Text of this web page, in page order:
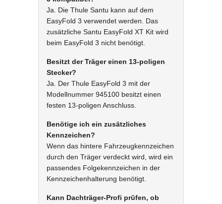
Ja. Die Thule Santu kann auf dem
EasyFold 3 verwendet werden. Das
zusätzliche Santu EasyFold XT Kit wird
beim EasyFold 3 nicht benötigt.
Besitzt der Träger einen 13-poligen
Stecker?
Ja. Der Thule EasyFold 3 mit der
Modellnummer 945100 besitzt einen
festen 13-poligen Anschluss.
Benötige ich ein zusätzliches
Kennzeichen?
Wenn das hintere Fahrzeugkennzeichen
durch den Träger verdeckt wird, wird ein
passendes Folgekennzeichen in der
Kennzeichenhalterung benötigt.
Kann Dachträger-Profi prüfen, ob